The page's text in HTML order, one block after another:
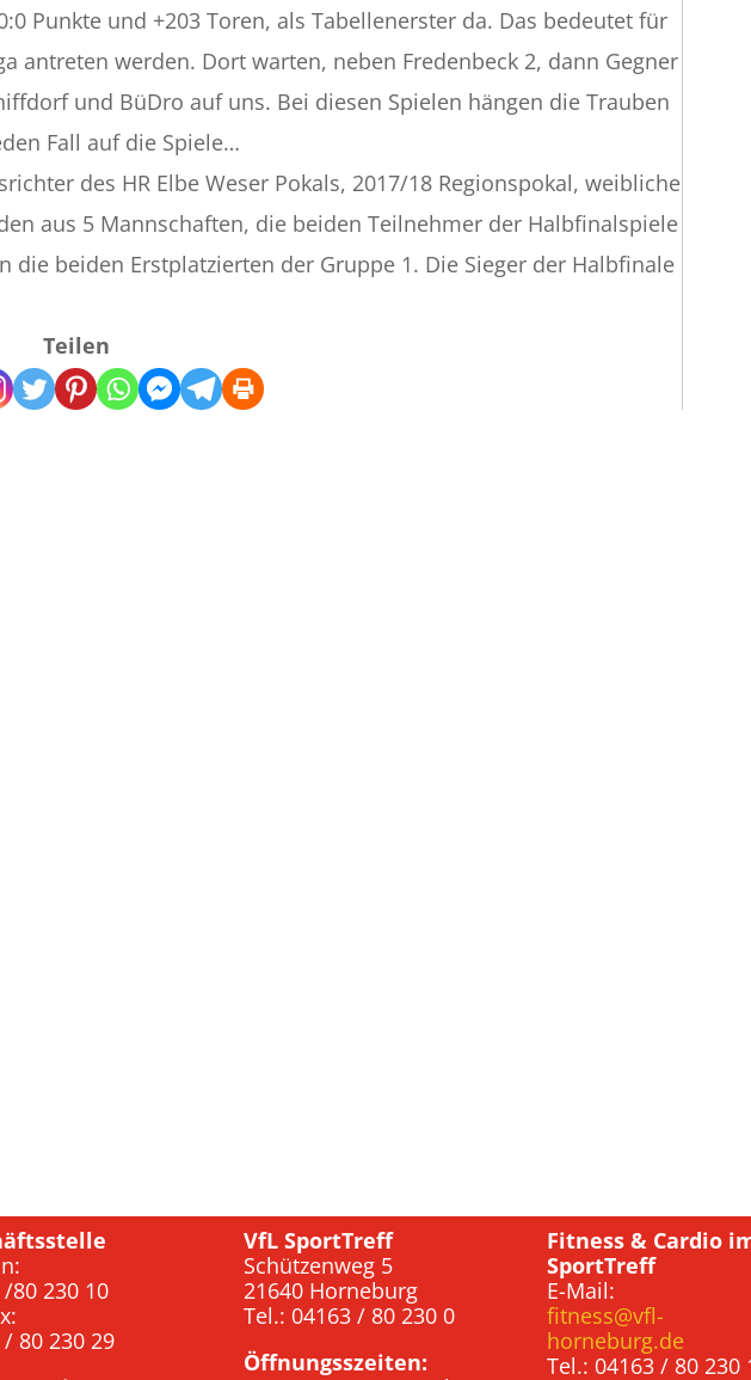
Punkte und +203 Toren, als Tabellenerster da. Das bedeutet für
antreten werden. Dort warten, neben Fredenbeck 2, dann Gegner
und BüDro auf uns. Bei diesen Spielen hängen die Trauben
Fall auf die Spiele…
des HR Elbe Weser Pokals, 2017/18 Regionspokal, weibliche
aus 5 Mannschaften, die beiden Teilnehmer der Halbfinalspiele
beiden Erstplatzierten der Gruppe 1. Die Sieger der Halbfinale
Teilen
/80 230 10
/ 80 230 29
VfL SportTreff
Schützenweg 5
21640 Horneburg
Tel.: 04163 / 80 230 0
Öffnungsszeiten:
Fitness & Cardio
SportTreff
E-Mail:
fitness@vfl-
horneburg.de
Tel.: 04163 / 80 230